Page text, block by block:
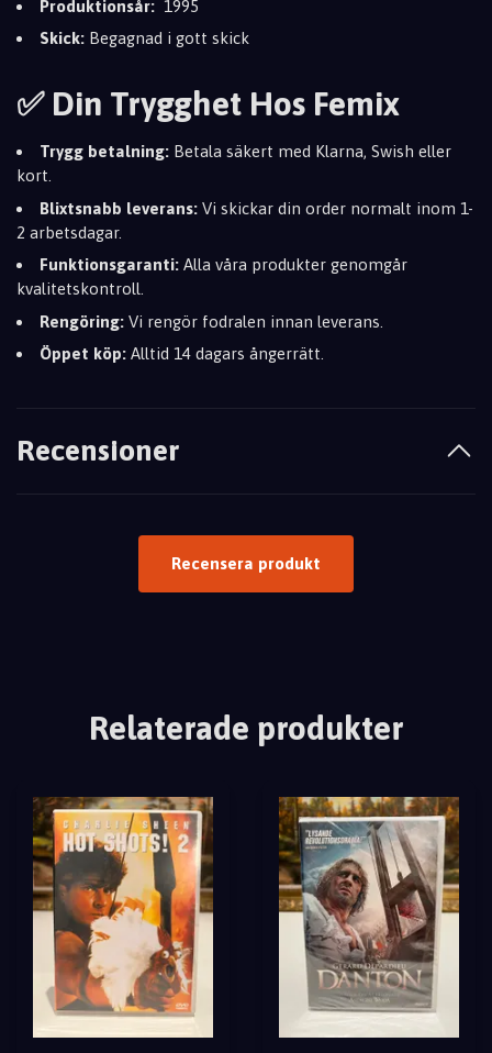
Produktionsår: 1995
Skick: Begagnad i gott skick
✅ Din Trygghet Hos Femix
Trygg betalning: Betala säkert med Klarna, Swish eller
kort.
Blixtsnabb leverans: Vi skickar din order normalt inom 1-
2 arbetsdagar.
Funktionsgaranti: Alla våra produkter genomgår
kvalitetskontroll.
Rengöring: Vi rengör fodralen innan leverans.
Öppet köp: Alltid 14 dagars ångerrätt.
Recensioner
Recensera produkt
Relaterade produkter